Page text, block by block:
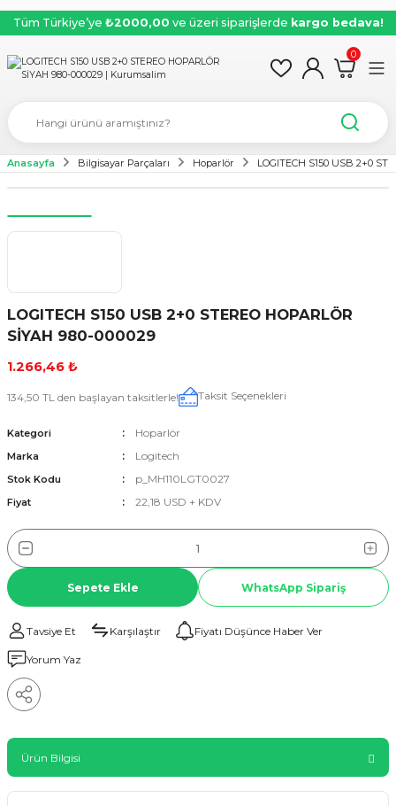
Tüm Türkiye’ye ₺2000,00 ve üzeri siparişlerde kargo bedava!
0
Anasayfa Bilgisayar Parçaları Hoparlör LOGITECH S150 USB 2+0
LOGITECH S150 USB 2+0 STEREO HOPARLÖR
SİYAH 980-000029
1.266,46 ₺
134,50 TL den başlayan taksitlerle! Taksit Seçenekleri
Kategori Hoparlör
Marka Logitech
Stok Kodu p_MH110LGT0027
Fiyat 22,18 USD + KDV
Sepete Ekle WhatsApp Sipariş
Tavsiye Et Karşılaştır Fiyatı Düşünce Haber Ver
Yorum Yaz
Ürün Bilgisi